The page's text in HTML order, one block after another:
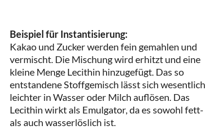
Beispiel für Instantisierung:
Kakao und Zucker werden fein gemahlen und
vermischt. Die Mischung wird erhitzt und eine
kleine Menge Lecithin hinzugefügt. Das so
entstandene Stoffgemisch lässt sich wesentlich
leichter in Wasser oder Milch auflösen. Das
Lecithin wirkt als Emulgator, da es sowohl fett-
als auch wasserlöslich ist.